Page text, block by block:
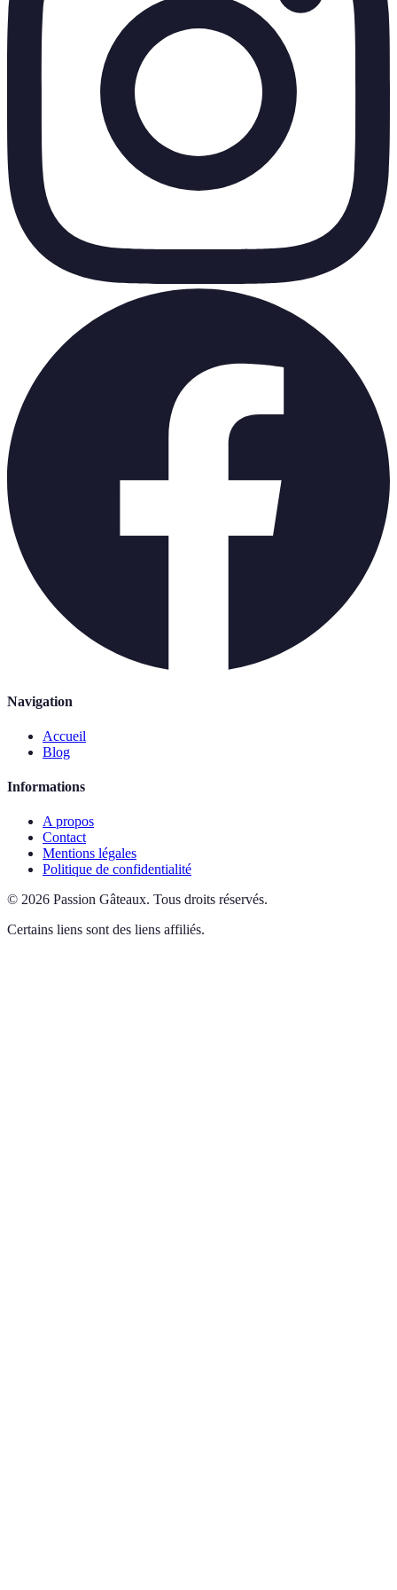
Navigation
Accueil
Blog
Informations
A propos
Contact
Mentions légales
Politique de confidentialité
© 2026 Passion Gâteaux. Tous droits réservés.
Certains liens sont des liens affiliés.